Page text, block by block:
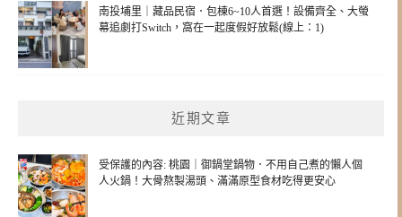
南投埔里｜藏品民宿．包棟6~10人首選！設備齊全、大螢
幕追劇打Switch，窩在一起度假好放鬆(線上：1)
近期文章
受保護的內容: 桃園｜御鍋堂鍋物．不用自己煮的懶人個
人火鍋！大骨熬製湯頭、滿滿原型食材吃得更安心